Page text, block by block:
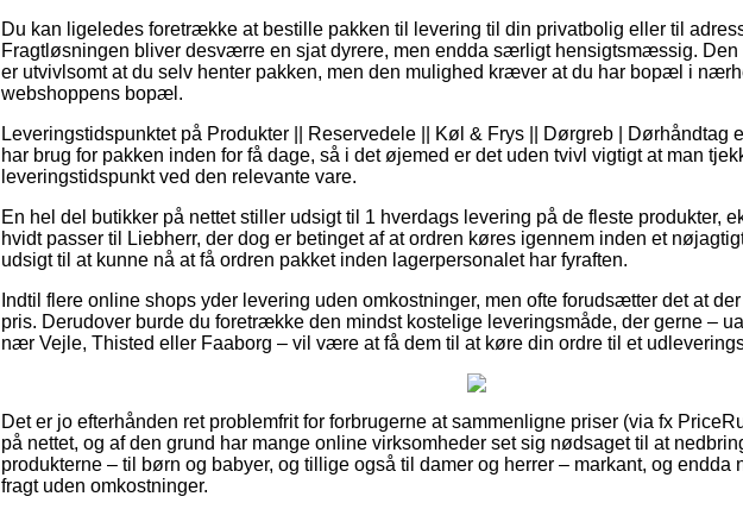
Du kan ligeledes foretrække at bestille pakken til levering til din privatbolig eller til
Fragtløsningen bliver desværre en sjat dyrere, men endda særligt hensigtsmæssig. Den
er utvivlsomt at du selv henter pakken, men den mulighed kræver at du har bopæl i
webshoppens bopæl.
Leveringstidspunktet på Produkter || Reservedele || Køl & Frys || Dørgreb | Dørhåndtag
har brug for pakken inden for få dage, så i det øjemed er det uden tvivl vigtigt at man
leveringstidspunkt ved den relevante vare.
En hel del butikker på nettet stiller udsigt til 1 hverdags levering på de fleste produkter,
hvidt passer til Liebherr, der dog er betinget af at ordren køres igennem inden et
udsigt til at kunne nå at få ordren pakket inden lagerpersonalet har fyraften.
Indtil flere online shops yder levering uden omkostninger, men ofte forudsætter det at
pris. Derudover burde du foretrække den mindst kostelige leveringsmåde, der gerne –
nær Vejle, Thisted eller Faaborg – vil være at få dem til at køre din ordre til et
Det er jo efterhånden ret problemfrit for forbrugerne at sammenligne priser (via fx
på nettet, og af den grund har mange online virksomheder set sig nødsaget til at
produkterne – til børn og babyer, og tillige også til damer og herrer – markant, og endda
fragt uden omkostninger.